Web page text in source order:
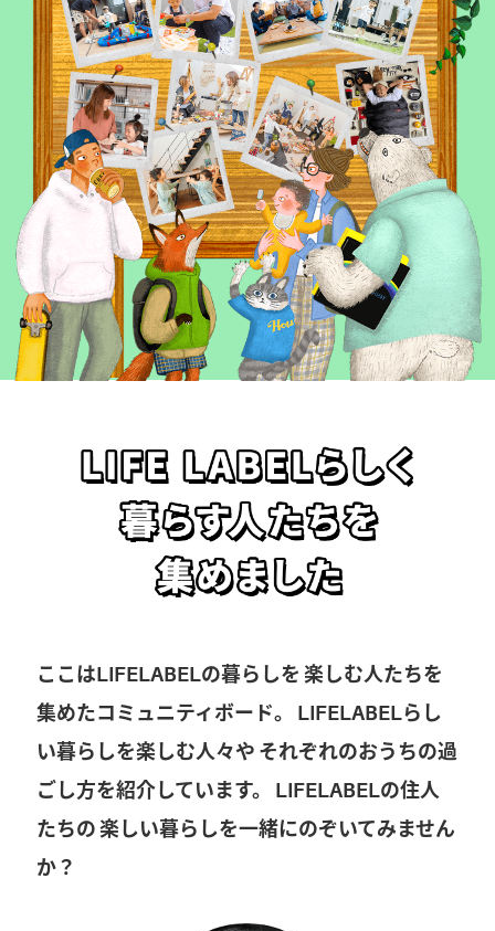
ここはLIFELABELの暮らしを 楽しむ人たちを
集めたコミュニティボード。
LIFELABELらし
い暮らしを楽しむ人々や それぞれのおうちの過
ごし方を紹介しています。
LIFELABELの住人
たちの楽しい暮らしを一緒にのぞいてみません
か？